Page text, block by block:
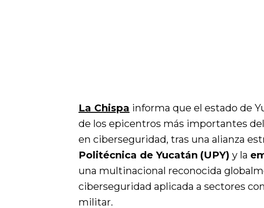
La Chispa informa que el estado de
de los epicentros más importantes
en ciberseguridad, tras una alianza
Politécnica de Yucatán (UPY) y la
una multinacional reconocida
ciberseguridad aplicada a sectores
militar.